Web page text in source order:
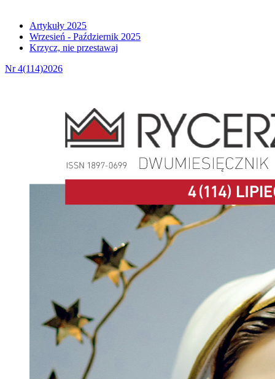
Artykuły 2025
Wrzesień - Październik 2025
Krzycz, nie przestawaj
Nr 4(114)2026